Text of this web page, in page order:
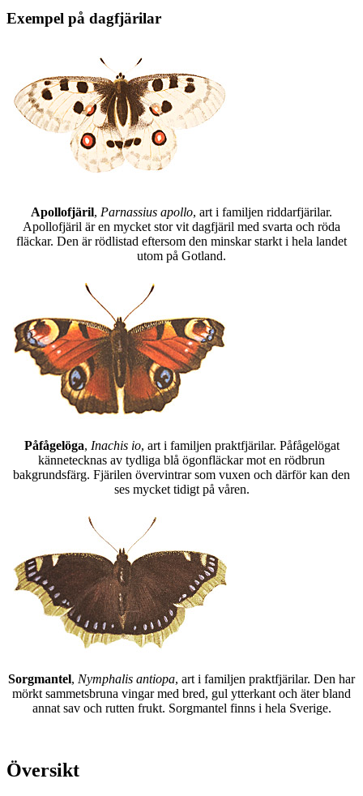
Exempel på dagfjärilar
Apollofjäril, Parnassius apollo, art i familjen riddarfjärilar.
Apollofjäril är en mycket stor vit dagfjäril med svarta och röda
fläckar. Den är rödlistad eftersom den minskar starkt i hela landet
utom på Gotland.
Påfågelöga, Inachis io, art i familjen praktfjärilar. Påfågelögat
kännetecknas av tydliga blå ögonfläckar mot en rödbrun
bakgrundsfärg. Fjärilen övervintrar som vuxen och därför kan den
ses mycket tidigt på våren.
Sorgmantel, Nymphalis antiopa, art i familjen praktfjärilar. Den har
mörkt sammetsbruna vingar med bred, gul ytterkant och äter bland
annat sav och rutten frukt. Sorgmantel finns i hela Sverige.
Översikt